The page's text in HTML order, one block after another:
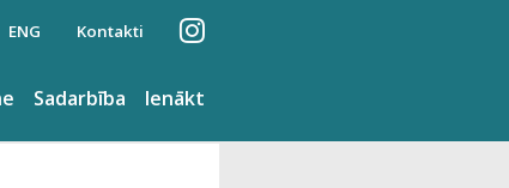
ENG Kontakti
Ienākt
Sadarbība